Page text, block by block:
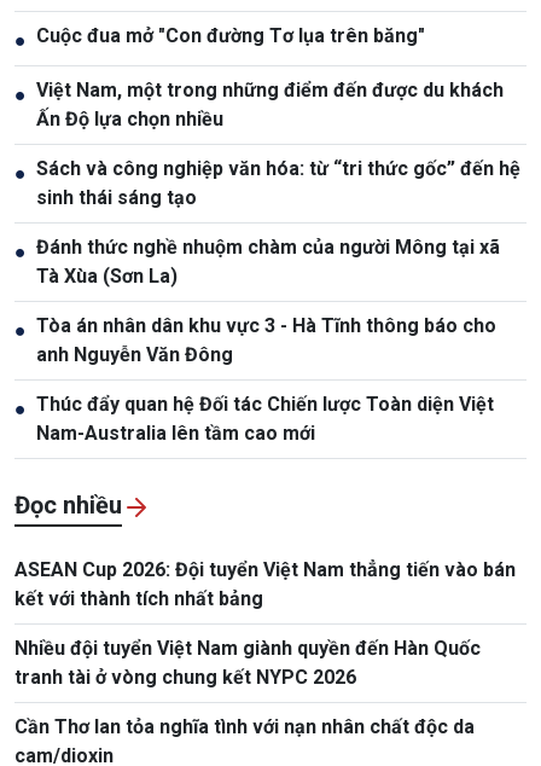
● Cuộc đua mở "Con đường Tơ lụa trên băng"
● Việt Nam, một trong những điểm đến được du khách
Ấn Độ lựa chọn nhiều
● Sách và công nghiệp văn hóa: từ “tri thức gốc” đến hệ
sinh thái sáng tạo
● Đánh thức nghề nhuộm chàm của người Mông tại xã
Tà Xùa (Sơn La)
● Tòa án nhân dân khu vực 3 - Hà Tĩnh thông báo cho
anh Nguyễn Văn Đông
● Thúc đẩy quan hệ Đối tác Chiến lược Toàn diện Việt
Nam-Australia lên tầm cao mới
Đọc nhiều
ASEAN Cup 2026: Đội tuyển Việt Nam thẳng tiến vào bán
kết với thành tích nhất bảng
Nhiều đội tuyển Việt Nam giành quyền đến Hàn Quốc
tranh tài ở vòng chung kết NYPC 2026
Cần Thơ lan tỏa nghĩa tình với nạn nhân chất độc da
cam/dioxin